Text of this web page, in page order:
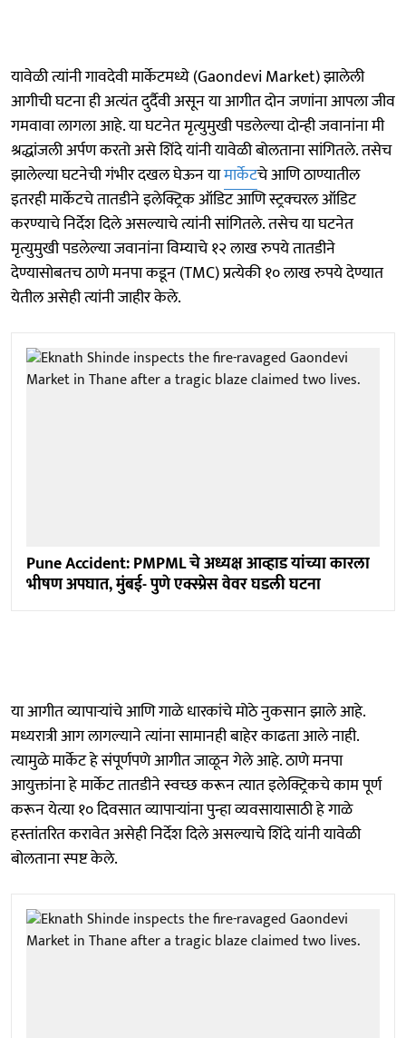
यावेळी त्यांनी गावदेवी मार्केटमध्ये (Gaondevi Market) झालेली
आगीची घटना ही अत्यंत दुर्दैवी असून या आगीत दोन जणांना आपला जीव
गमवावा लागला आहे. या घटनेत मृत्युमुखी पडलेल्या दोन्ही जवानांना मी
श्रद्धांजली अर्पण करतो असे शिंदे यांनी यावेळी बोलताना सांगितले. तसेच
झालेल्या घटनेची गंभीर दखल घेऊन यामार्केटचे आणि ठाण्यातील
इतरही मार्केटचे तातडीने इलेक्ट्रिक ऑडिट आणि स्ट्रक्चरल ऑडिट
करण्याचे निर्देश दिले असल्याचे त्यांनी सांगितले. तसेच या घटनेत
मृत्युमुखी पडलेल्या जवानांना विम्याचे १२ लाख रुपये तातडीने
देण्यासोबतच ठाणे मनपा कडून (TMC) प्रत्येकी १० लाख रुपये देण्यात
येतील असेही त्यांनी जाहीर केले.
Pune Accident: PMPML चे अध्यक्ष आव्हाड यांच्या कारला
भीषण अपघात, मुंबई- पुणे एक्स्प्रेस वेवर घडली घटना
या आगीत व्यापाऱ्यांचे आणि गाळे धारकांचे मोठे नुकसान झाले आहे.
मध्यरात्री आग लागल्याने त्यांना सामानही बाहेर काढता आले नाही.
त्यामुळे मार्केट हे संपूर्णपणे आगीत जाळून गेले आहे. ठाणे मनपा
आयुक्तांना हे मार्केट तातडीने स्वच्छ करून त्यात इलेक्ट्रिकचे काम पूर्ण
करून येत्या १० दिवसात व्यापाऱ्यांना पुन्हा व्यवसायासाठी हे गाळे
हस्तांतरित करावेत असेही निर्देश दिले असल्याचे शिंदे यांनी यावेळी
बोलताना स्पष्ट केले.